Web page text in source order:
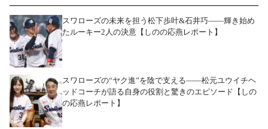
スワローズの未来を担う松下歩叶&石井巧――輝き始め
たルーキー2人の決意【しのの応燕レポート】
スワローズの“ヤク進”を陰で支える――松元ユウイチヘ
ッドコーチが語る自身の役割と驚きのエピソード【しの
の応燕レポート】